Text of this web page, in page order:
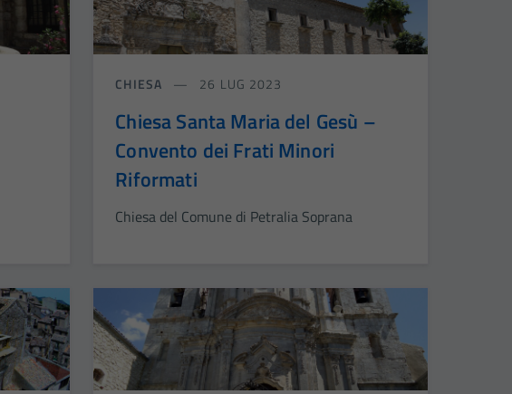
CHIESA 26 LUG 2023
Chiesa Santa Maria del Gesù –
Convento dei Frati Minori
Riformati
Chiesa del Comune di Petralia Soprana